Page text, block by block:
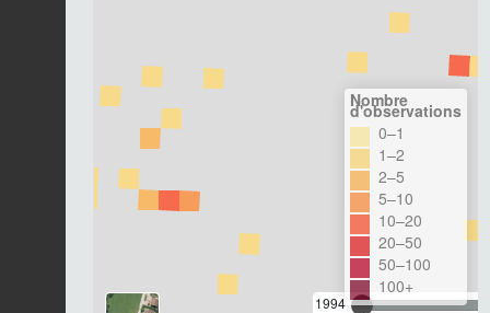
1994
Nombre
d'observations
0–1
1–2
2–5
5–10
10–20
20–50
50–100
100+